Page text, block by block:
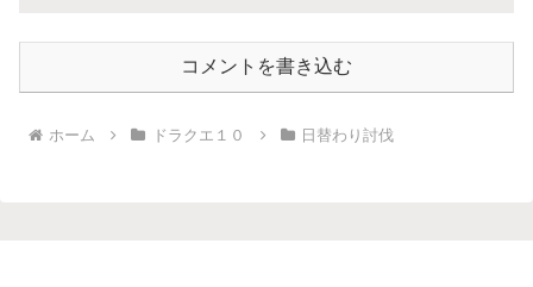
コメントを書き込む
ホーム ドラクエ１０ 日替わり討伐